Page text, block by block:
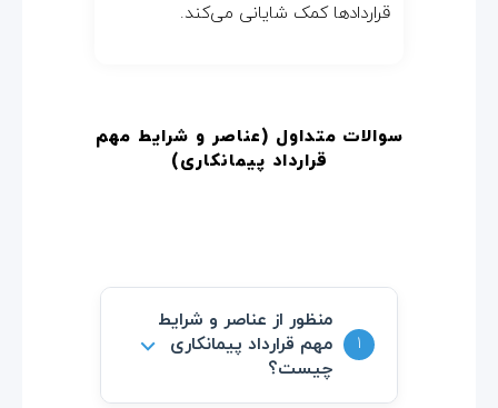
قراردادها کمک شایانی می‌کند.
سوالات متداول (عناصر و شرایط مهم
قرارداد پیمانکاری)
1
منظور از عناصر و شرایط
مهم قرارداد پیمانکاری
چیست؟
⌵